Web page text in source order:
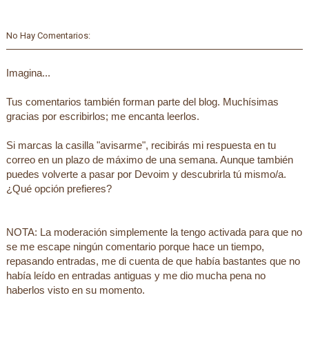
No Hay Comentarios:
Imagina...
Tus comentarios también forman parte del blog. Muchísimas
gracias por escribirlos; me encanta leerlos.
Si marcas la casilla "avisarme", recibirás mi respuesta en tu
correo en un plazo de máximo de una semana. Aunque también
puedes volverte a pasar por Devoim y descubrirla tú mismo/a.
¿Qué opción prefieres?
NOTA: La moderación simplemente la tengo activada para que no
se me escape ningún comentario porque hace un tiempo,
repasando entradas, me di cuenta de que había bastantes que no
había leído en entradas antiguas y me dio mucha pena no
haberlos visto en su momento.